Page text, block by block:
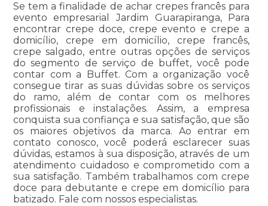
Se tem a finalidade de achar crepes francês para
evento empresarial Jardim Guarapiranga, Para
encontrar crepe doce, crepe evento e crepe a
domicílio, crepe em domicílio, crepe francês,
crepe salgado, entre outras opções de serviços
do segmento de serviço de buffet, você pode
contar com a Buffet. Com a organização você
consegue tirar as suas dúvidas sobre os serviços
do ramo, além de contar com os melhores
profissionais e instalações. Assim, a empresa
conquista sua confiança e sua satisfação, que são
os maiores objetivos da marca. Ao entrar em
contato conosco, você poderá esclarecer suas
dúvidas, estamos à sua disposição, através de um
atendimento cuidadoso e comprometido com a
sua satisfação. Também trabalhamos com crepe
doce para debutante e crepe em domicílio para
batizado. Fale com nossos especialistas.